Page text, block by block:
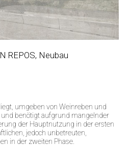
REPOS, Neubau
umgeben von Weinreben und
und benötigt aufgrund mangelnder
der Hauptnutzung in der ersten
jedoch unbetreuten,
in der zweiten Phase.